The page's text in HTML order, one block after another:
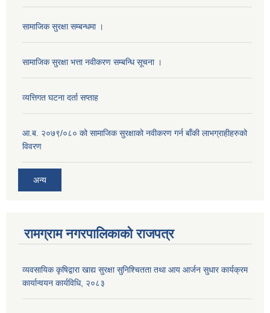
सामाजिक सुरक्षा सम्बन्धमा ।
सामाजिक सुरक्षा भत्ता नवीकरण सम्बन्धि सूचना ।
व्यत्तिगत घटना दर्ता सप्ताह
आ.ब. २०७९/०८० को सामाजिक सुरक्षाको नवीकरण गर्न बाँकी लाभग्राहीहरुको
विवरण
अन्य
रामग्राम नगरपालिकाको राजपत्र
व्यवसायिक कृषिद्वारा खाद्य सुरक्षा सुनिश्चितता तथा आय आर्जन सुधार कार्यक्रम
कार्यान्वयन कार्यविधि, २०८३